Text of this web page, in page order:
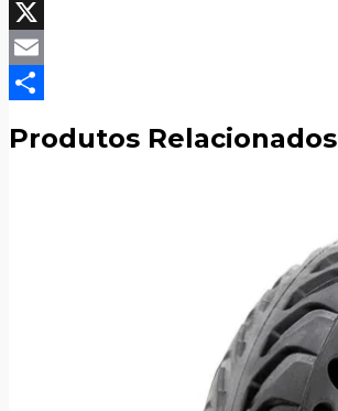
Messenger
X
Email
Produtos Relacionados